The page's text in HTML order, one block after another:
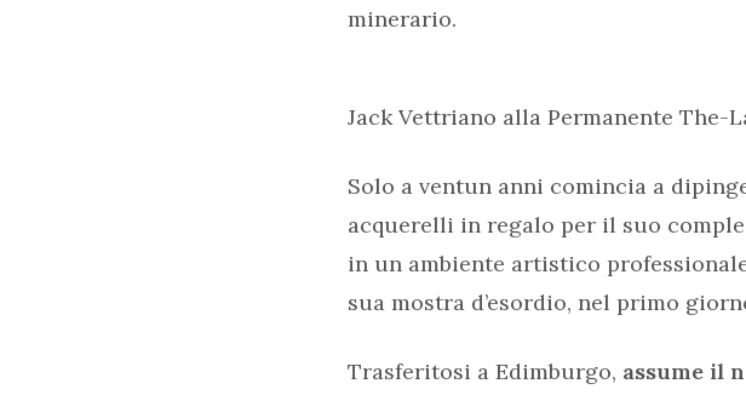
minerario.
Jack Vettriano alla Permanente The-
Solo a ventun anni comincia a
acquerelli in regalo per il suo
in un ambiente artistico
sua mostra d’esordio, nel primo
Trasferitosi a Edimburgo, assume il